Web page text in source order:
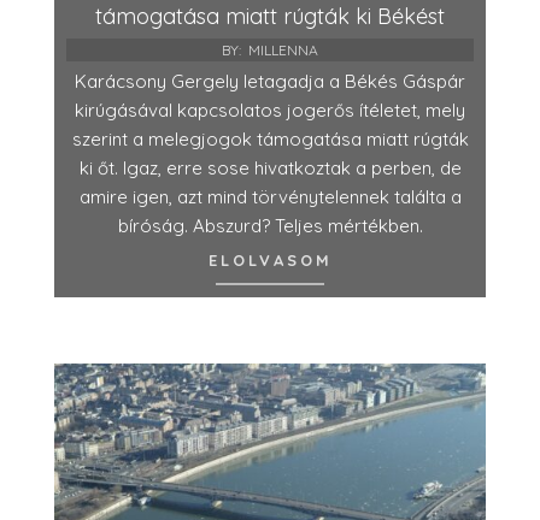
támogatása miatt rúgták ki Békést
BY: MILLENNA
Karácsony Gergely letagadja a Békés Gáspár
kirúgásával kapcsolatos jogerős ítéletet, mely
szerint a melegjogok támogatása miatt rúgták
ki őt. Igaz, erre sose hivatkoztak a perben, de
amire igen, azt mind törvénytelennek találta a
bíróság. Abszurd? Teljes mértékben.
ELOLVASOM